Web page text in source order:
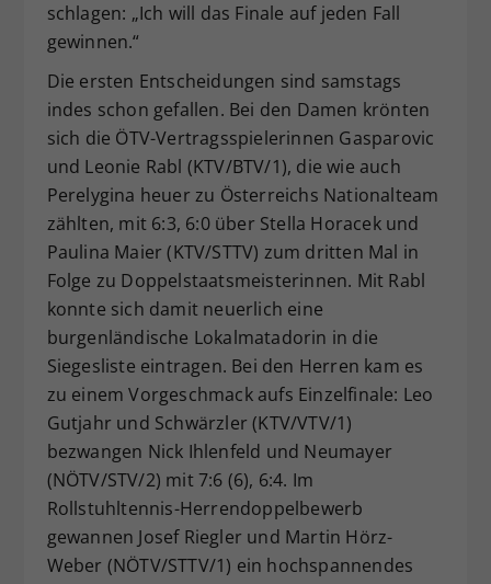
schlagen: „Ich will das Finale auf jeden Fall
gewinnen.“
Die ersten Entscheidungen sind samstags
indes schon gefallen. Bei den Damen krönten
sich die ÖTV-Vertragsspielerinnen Gasparovic
und Leonie Rabl (KTV/BTV/1), die wie auch
Perelygina heuer zu Österreichs Nationalteam
zählten, mit 6:3, 6:0 über Stella Horacek und
Paulina Maier (KTV/STTV) zum dritten Mal in
Folge zu Doppelstaatsmeisterinnen. Mit Rabl
konnte sich damit neuerlich eine
burgenländische Lokalmatadorin in die
Siegesliste eintragen. Bei den Herren kam es
zu einem Vorgeschmack aufs Einzelfinale: Leo
Gutjahr und Schwärzler (KTV/VTV/1)
bezwangen Nick Ihlenfeld und Neumayer
(NÖTV/STV/2) mit 7:6 (6), 6:4. Im
Rollstuhltennis-Herrendoppelbewerb
gewannen Josef Riegler und Martin Hörz-
Weber (NÖTV/STTV/1) ein hochspannendes